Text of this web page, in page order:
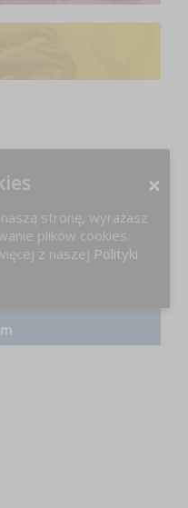
stronę, wyrażasz
plików cookies.
z naszej Polityki